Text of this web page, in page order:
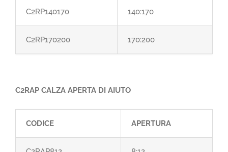
C2RP140170 140:170
C2RP170200 170:200
C2RAP CALZA APERTA DI AIUTO
CODICE APERTURA